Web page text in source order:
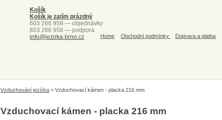
Home Obchodní podmínky Doprava a platba
Košík
Košík je zatím prázdný
603 266 958 — objednávky
603 266 958 — podpora
info@jezirka-brno.cz
Vzduchování jezírka > Vzduchovací kámen - placka 216 mm
Vzduchovací kámen - placka 216 mm